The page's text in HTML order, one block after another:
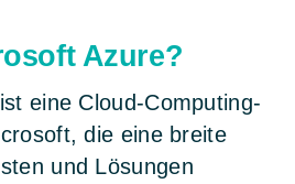
Azure?
eine Cloud-Computing-
die eine breite
und Lösungen